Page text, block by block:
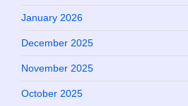
January 2026
December 2025
November 2025
October 2025